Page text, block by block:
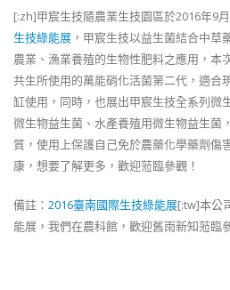
[:zh]甲宸生技隨農業生技園區於2016年9
生技綠能展 ，甲宸生技以益生菌結合中
農業、漁業養殖的生物性肥料之應用，本
共生所使用的萬能硝化活菌第二代，適合
缸使用，同時，也展出甲宸生技全系列微
微生物益生菌、水產養殖用微生物益生菌
質，使用上保護自己免於農藥化學藥劑傷
康，想要了解更多，歡迎蒞臨參觀！
備註： 2016臺南國際生技綠能展[:tw]本公
能展，我們在農科館，歡迎舊雨新知蒞臨